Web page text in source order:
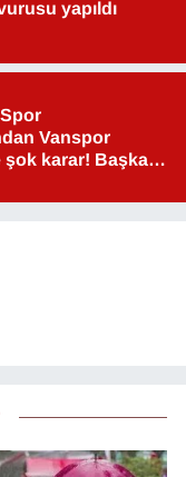
yapıldı
Vanspor
şok karar! Başkan